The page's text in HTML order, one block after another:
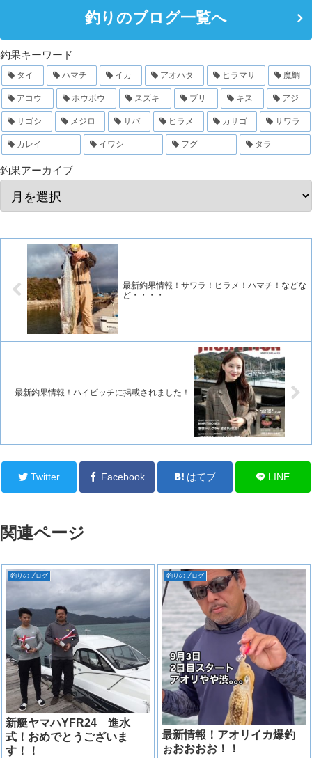
釣りのブログ一覧へ
釣果キーワード
タイ ハマチ イカ アオハタ ヒラマサ 魔鯛
アコウ ホウボウ スズキ ブリ キス アジ
サゴシ メジロ サバ ヒラメ カサゴ サワラ
カレイ イワシ フグ タラ
釣果アーカイブ
最新釣果情報！サワラ！ヒラメ！ハマチ！などな
ど・・・・
最新釣果情報！ハイピッチに掲載されました！
Twitter Facebook はてブ LINE
関連ページ
釣りのブログ
新艇ヤマハYFR24 進水
式！おめでとうございま
す！！
釣りのブログ
最新情報！アオリイカ爆釣
ぉおおおお！！